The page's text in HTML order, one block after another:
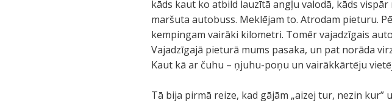
kāds kaut ko atbild lauzītā angļu valodā, kāds
maršuta autobuss. Meklējam to. Atrodam pieturu.
kempingam vairāki kilometri. Tomēr vajadzīgais
Vajadzīgajā pieturā mums pasaka, un pat norāda
Kaut kā ar čuhu – ņjuhu-poņu un vairākkārtēju
Tā bija pirmā reize, kad gājām „aizej tur, nezin